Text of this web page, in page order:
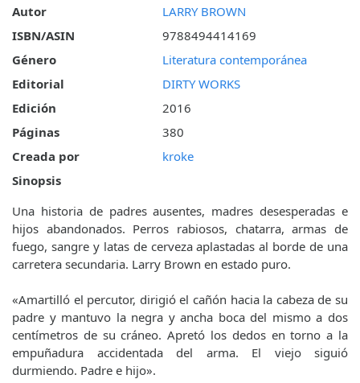
Autor
LARRY BROWN
ISBN/ASIN
9788494414169
Género
Literatura contemporánea
Editorial
DIRTY WORKS
Edición
2016
Páginas
380
Creada por
kroke
Sinopsis
Una historia de padres ausentes, madres desesperadas e
hijos abandonados. Perros rabiosos, chatarra, armas de
fuego, sangre y latas de cerveza aplastadas al borde de una
carretera secundaria. Larry Brown en estado puro.
«Amartilló el percutor, dirigió el cañón hacia la cabeza de su
padre y mantuvo la negra y ancha boca del mismo a dos
centímetros de su cráneo. Apretó los dedos en torno a la
empuñadura accidentada del arma. El viejo siguió
durmiendo. Padre e hijo».